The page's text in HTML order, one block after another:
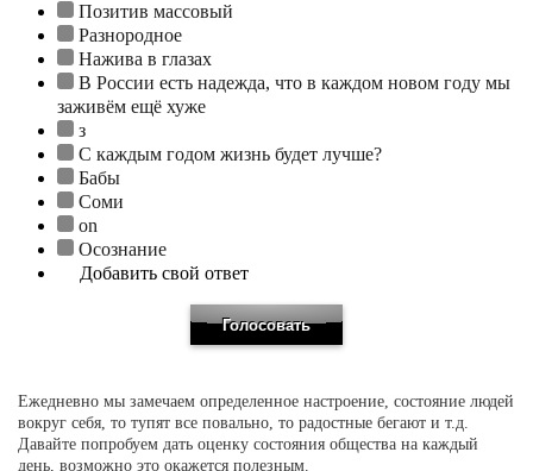
Позитив массовый
Разнородное
Нажива в глазах
В России есть надежда, что в каждом новом году мы
заживём ещё хуже
з
С каждым годом жизнь будет лучше?
Бабы
Соми
on
Осознание
Добавить свой ответ
Ежедневно мы замечаем определенное настроение, состояние людей
вокруг себя, то тупят все повально, то радостные бегают и т.д.
Давайте попробуем дать оценку состояния общества на каждый
день, возможно это окажется полезным.